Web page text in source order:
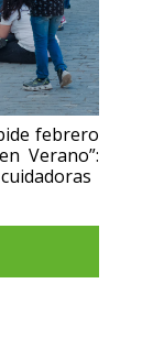
febrero
Verano”: